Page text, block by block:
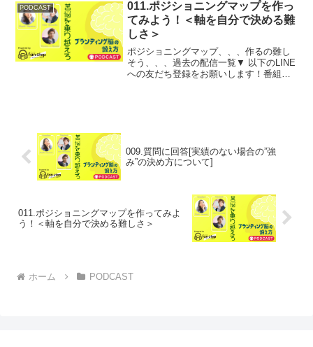
って欲しいテーマについて、ブランディ
ング姐さんこと宮前実...
PODCAST
011.ポジショニングマップを作っ
てみよう！＜軸を自分で決める難
しさ＞
ポジショニングマップ、、、作るの難し
そう、、、過去の配信一覧▼ 以下のLINE
への友だち登録をお願いします！番組で
009.質問に回答[実績のない場合の”強
み”の決め方について]
011.ポジショニングマップを作ってみよ
う！＜軸を自分で決める難しさ＞
ホーム PODCAST